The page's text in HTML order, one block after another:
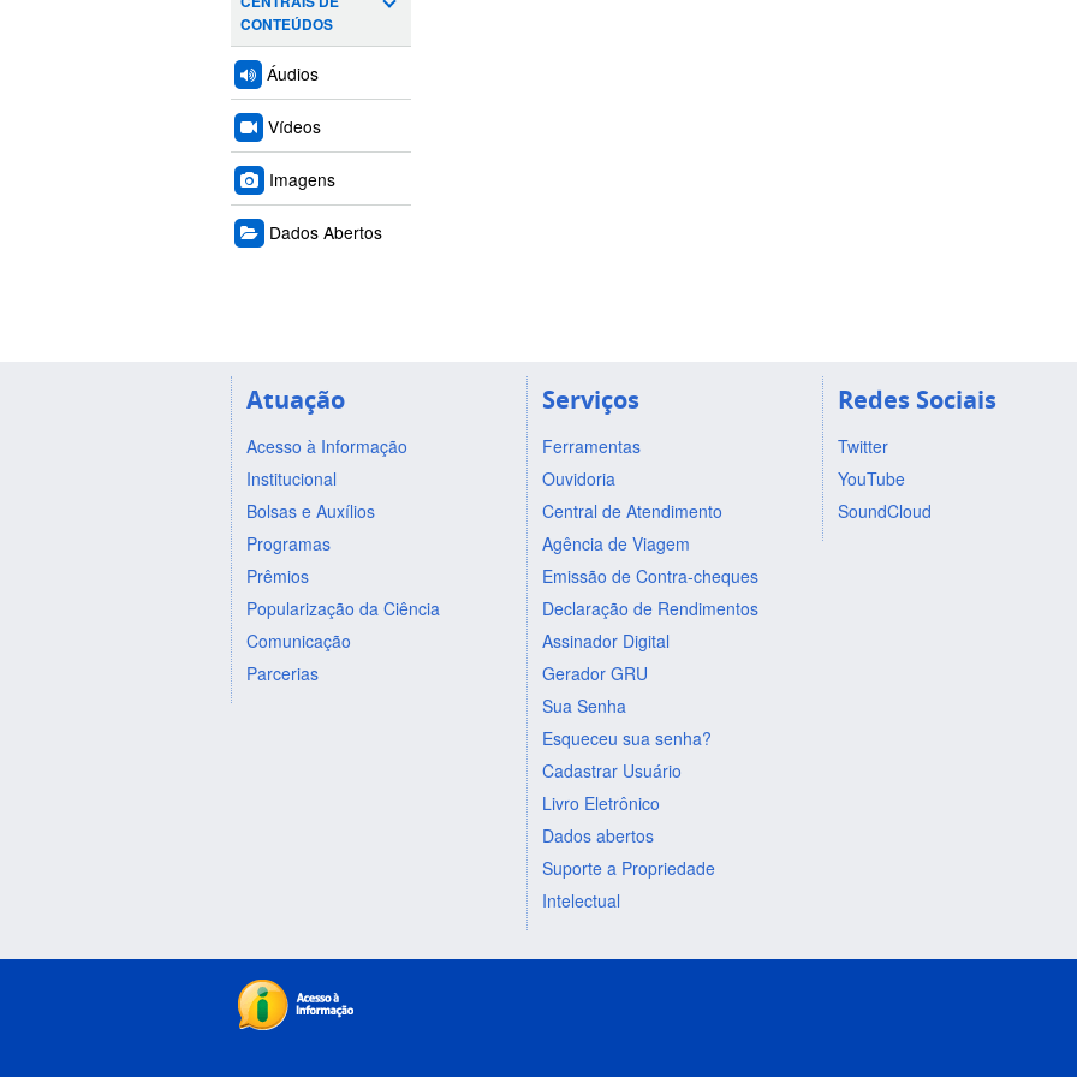
CONTEÚDOS
Áudios
Vídeos
Imagens
Dados Abertos
Atuação
Acesso à Informação
Institucional
Bolsas e Auxílios
Programas
Prêmios
Popularização da Ciência
Comunicação
Parcerias
Serviços
Ferramentas
Ouvidoria
Central de Atendimento
Agência de Viagem
Emissão de Contra-cheques
Declaração de Rendimentos
Assinador Digital
Gerador GRU
Sua Senha
Esqueceu sua senha?
Cadastrar Usuário
Livro Eletrônico
Dados abertos
Suporte a Propriedade
Intelectual
Redes Sociais
Twitter
YouTube
SoundCloud